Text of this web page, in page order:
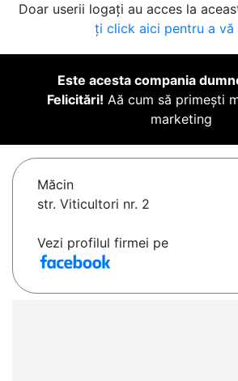
Doar userii logați au acces la
ți click aici pentru a vă
Este acesta compania
Felicitări! Aă cum să primești
marketing
Măcin
str. Viticultori nr. 2
Vezi profilul firmei pe